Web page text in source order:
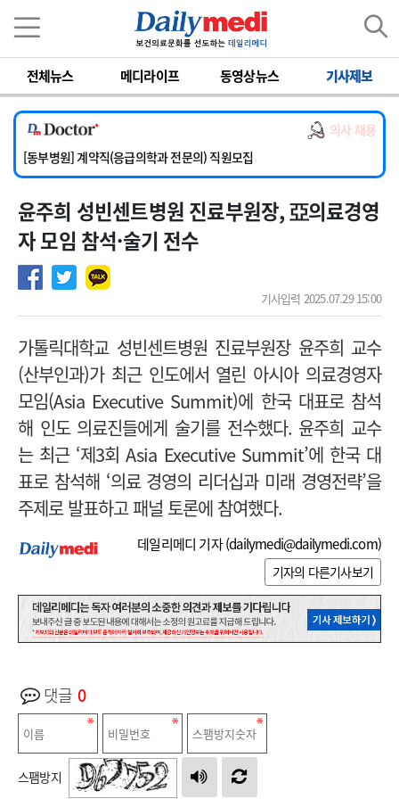
전체뉴스 메디라이프 동영상뉴스 기사제보
의사 채용
[서울아산병원] 2026년 하반기 인턴 모집
[영남대학교의료원] 마취통증의학과 임기제 임상의사 채용
[충남대학교병원] 소아청소년과(소아응급전담) 계약직 의사 공개채용
[동부병원] 계약직(응급의학과 전문의) 직원모집
[이대목동병원] 하반기 전공의(레지던트1년차) 모집
[서울아산병원] 2026년 하반기 인턴 모집
[영남대학교의료원] 마취통증의학과 임기제 임상의사 채용
윤주희 성빈센트병원 진료부원장, 亞의료경영
자 모임 참석·술기 전수
기사입력 2025.07.29 15:00
가톨릭대학교 성빈센트병원 진료부원장 윤주희 교수
(산부인과)가 최근 인도에서 열린 아시아 의료경영자
모임(Asia Executive Summit)에 한국 대표로 참석
해 인도 의료진들에게 술기를 전수했다. 윤주희 교수
는 최근 ‘제3회 Asia Executive Summit’에 한국 대
표로 참석해 ‘의료 경영의 리더십과 미래 경영전략’을
주제로 발표하고 패널 토론에 참여했다.
데일리메디 기자 (dailymedi@dailymedi.com)
기자의 다른기사보기
댓글 0
스팸방지